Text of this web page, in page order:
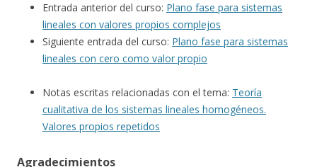
Entrada anterior del curso: Plano fase para sistemas
lineales con valores propios complejos
Siguiente entrada del curso: Plano fase para sistemas
lineales con cero como valor propio
Notas escritas relacionadas con el tema: Teoría
cualitativa de los sistemas lineales homogéneos.
Valores propios repetidos
Agradecimientos